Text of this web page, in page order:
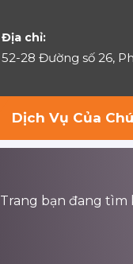
Địa chỉ:
52-28 Đường số 26,
Dịch Vụ Của
Trang bạn đang tìm